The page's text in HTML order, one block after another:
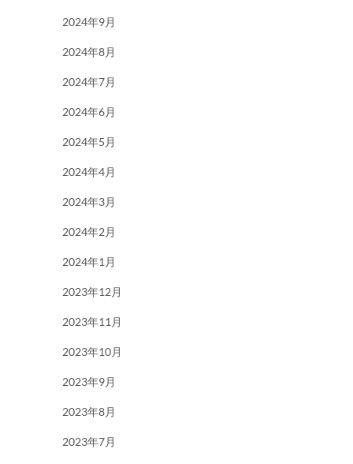
2024年9月
2024年8月
2024年7月
2024年6月
2024年5月
2024年4月
2024年3月
2024年2月
2024年1月
2023年12月
2023年11月
2023年10月
2023年9月
2023年8月
2023年7月